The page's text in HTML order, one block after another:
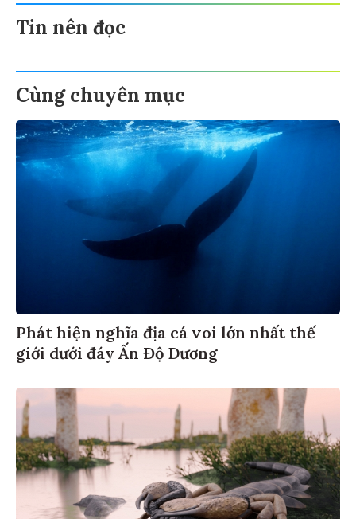
Tin nên đọc
Cùng chuyên mục
Phát hiện nghĩa địa cá voi lớn nhất thế
giới dưới đáy Ấn Độ Dương